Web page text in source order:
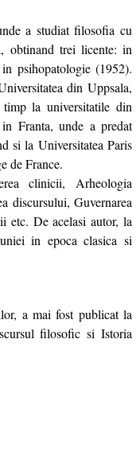
a studiat filosofia cu
obtinand trei licente: in
psihopatologie (1952).
din Uppsala,
la universitatile din
Franta, unde a predat
si la Universitatea Paris
de France.
clinicii, Arheologia
discursului, Guvernarea
etc. De acelasi autor, la
in epoca clasica si
a mai fost publicat la
filosofic si Istoria